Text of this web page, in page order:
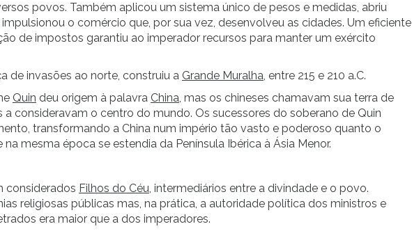
povos. Também aplicou um sistema único de pesos e medidas, abriu
o comércio que, por sua vez, desenvolveu as cidades. Um eficiente
de impostos garantiu ao imperador recursos para manter um exército
de invasões ao norte, construiu a Grande Muralha, entre 215 e 210 a.C.
Quin deu origem à palavra China, mas os chineses chamavam sua terra de
a consideravam o centro do mundo. Os sucessores do soberano de Quin
transformando a China num império tão vasto e poderoso quanto o
mesma época se estendia da Península Ibérica à Ásia Menor.
considerados Filhos do Céu, intermediários entre a divindade e o povo.
religiosas públicas mas, na prática, a autoridade política dos ministros e
era maior que a dos imperadores.